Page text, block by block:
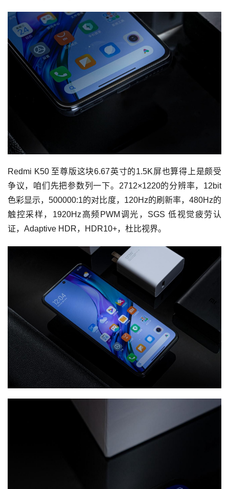
Redmi K50 至尊版这块6.67英寸的1.5K屏也算得上是颇受
争议，咱们先把参数列一下。2712×1220的分辨率，12bit
色彩显示，500000:1的对比度，120Hz的刷新率，480Hz的
触控采样，1920Hz高频PWM调光，SGS 低视觉疲劳认
证，Adaptive HDR，HDR10+，杜比视界。